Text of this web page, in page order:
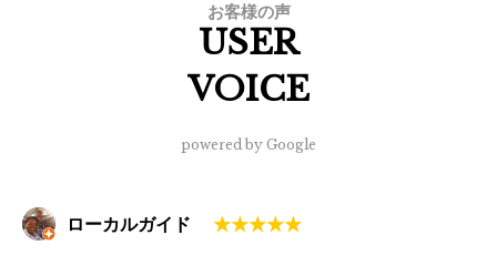
お客様の声
USER
VOICE
powered by Google
ローカルガイド